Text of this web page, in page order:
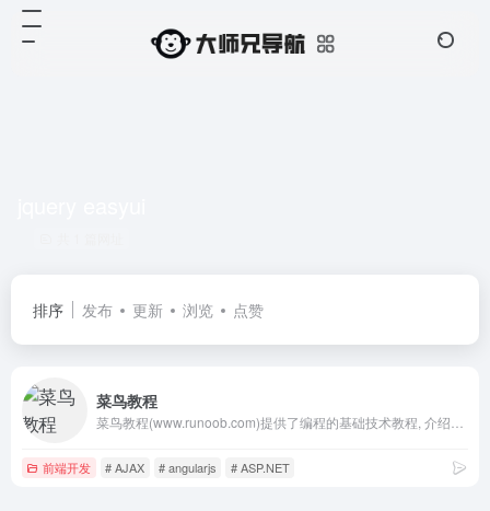
排序 发布 更新 浏览 点赞
菜鸟教程
前端开发 # AJAX # angularjs # ASP.NET